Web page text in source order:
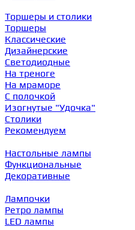
Торшеры и столики
Торшеры
Классические
Дизайнерские
Светодиодные
На треноге
На мраморе
С полочкой
Изогнутые "Удочка"
Столики
Рекомендуем
Настольные лампы
Функциональные
Декоративные
Лампочки
Ретро лампы
LED лампы